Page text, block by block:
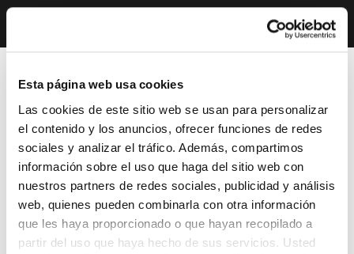
Esta página web usa cookies
Las cookies de este sitio web se usan para personalizar
el contenido y los anuncios, ofrecer funciones de redes
sociales y analizar el tráfico. Además, compartimos
información sobre el uso que haga del sitio web con
nuestros partners de redes sociales, publicidad y análisis
web, quienes pueden combinarla con otra información
que les haya proporcionado o que hayan recopilado a
partir del uso que haya hecho de sus servicios. Usted